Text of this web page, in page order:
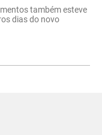
também esteve
dias do novo